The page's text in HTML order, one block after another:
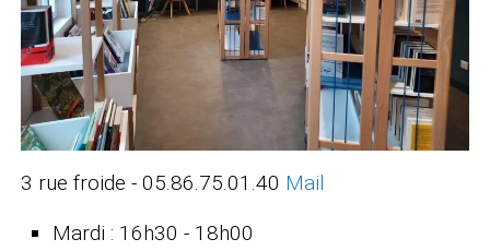
3 rue froide - 05.86.75.01.40 Mail
Mardi : 16h30 - 18h00